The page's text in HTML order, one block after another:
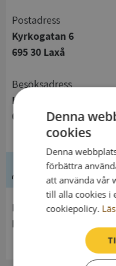
Postadress
Kyrkogatan 6
695 30 Laxå
Besöksadress
Kyrkogatan 6
695 30 Laxå
Ledning
Innehavare
Bodarne pastorat
Denna
cookies
Denna
förbättra
att använda vår
till alla cookies i
cookiepolicy.